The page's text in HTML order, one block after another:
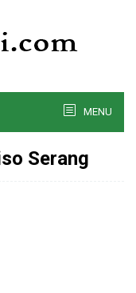
MENU
Serang